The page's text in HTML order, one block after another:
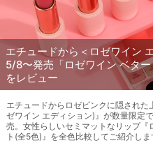
エチュードから＜ロゼワイン
5/8〜発売「ロゼワイン ベタ
をレビュー
エチュードからロゼピンクに隠され
ゼワイン エディション)』が数量限定
売。女性らしいセミマットなリップ『
ト(全5色)』を全色比較してご紹介しま